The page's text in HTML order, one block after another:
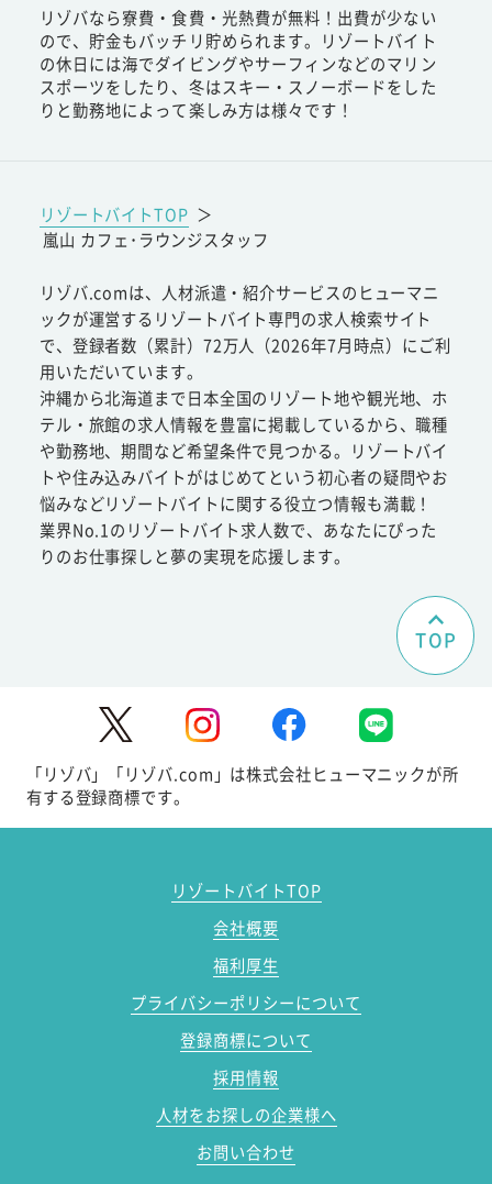
リゾバなら寮費・食費・光熱費が無料！出費が少ない
ので、貯金もバッチリ貯められます。リゾートバイト
の休日には海でダイビングやサーフィンなどのマリン
スポーツをしたり、冬はスキー・スノーボードをした
りと勤務地によって楽しみ方は様々です！
リゾートバイトTOP ＞
嵐山 カフェ･ラウンジスタッフ
リゾバ.comは、人材派遣・紹介サービスのヒューマニ
ックが運営するリゾートバイト専門の求人検索サイト
で、登録者数（累計）72万人（2026年7月時点）にご利
用いただいています。
沖縄から北海道まで日本全国のリゾート地や観光地、ホ
テル・旅館の求人情報を豊富に掲載しているから、職種
や勤務地、期間など希望条件で見つかる。リゾートバイ
トや住み込みバイトがはじめてという初心者の疑問やお
悩みなどリゾートバイトに関する役立つ情報も満載！
業界No.1のリゾートバイト求人数で、あなたにぴった
りのお仕事探しと夢の実現を応援します。
TOP
「リゾバ」「リゾバ.com」は株式会社ヒューマニックが所
有する登録商標です。
リゾートバイトTOP
会社概要
福利厚生
プライバシーポリシーについて
登録商標について
採用情報
人材をお探しの企業様へ
お問い合わせ